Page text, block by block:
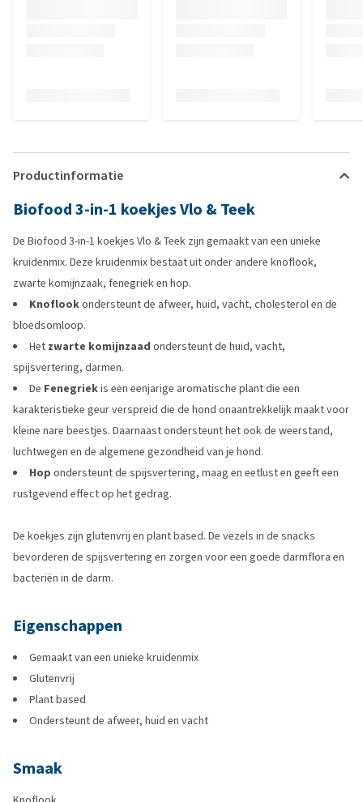
Productinformatie
Biofood 3-in-1 koekjes Vlo & Teek
De Biofood 3-in-1 koekjes Vlo & Teek zijn gemaakt van een unieke
kruidenmix. Deze kruidenmix bestaat uit onder andere knoflook,
zwarte komijnzaak, fenegriek en hop.
Knoflookondersteunt de afweer, huid, vacht, cholesterol en de
bloedsomloop.
Het zwarte komijnzaad ondersteunt de huid, vacht,
spijsvertering, darmen.
De Fenegriekis een eenjarige aromatische plant die een
karakteristieke geur verspreid die de hond onaantrekkelijk maakt voor
kleine nare beestjes. Daarnaast ondersteunt het ook de weerstand,
luchtwegen en de algemene gezondheid van je hond.
Hop ondersteunt de spijsvertering, maag en eetlust en geeft een
rustgevend effect op het gedrag.
De koekjes zijn glutenvrij en plant based. De vezels in de snacks
bevorderen de spijsvertering en zorgen voor een goede darmflora en
bacteriën in de darm.
Eigenschappen
Gemaakt van een unieke kruidenmix
Glutenvrij
Plant based
Ondersteunt de afweer, huid en vacht
Smaak